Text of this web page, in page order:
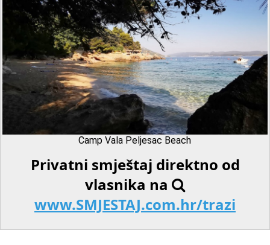
Camp Vala Peljesac Beach
Privatni smještaj direktno od
vlasnika na
www.SMJESTAJ.com.hr/trazi